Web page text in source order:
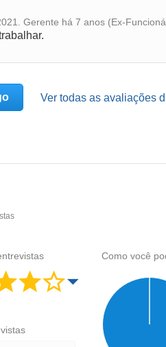
Gerente há 7 anos (Ex-
Ver todas as avaliações
Como você